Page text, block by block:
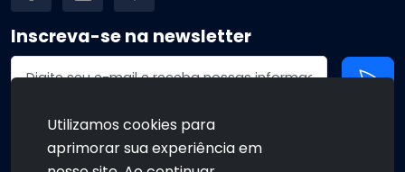
Inscreva-se na newsletter
Endereço de email
•
Utilizamos cookies para
aprimorar sua experiência em